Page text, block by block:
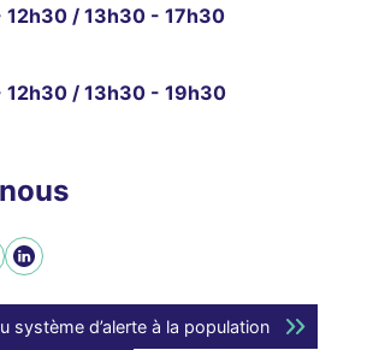
/ 13h30 - 17h30
/ 13h30 - 19h30
LinkedIn
système d’alerte à la population